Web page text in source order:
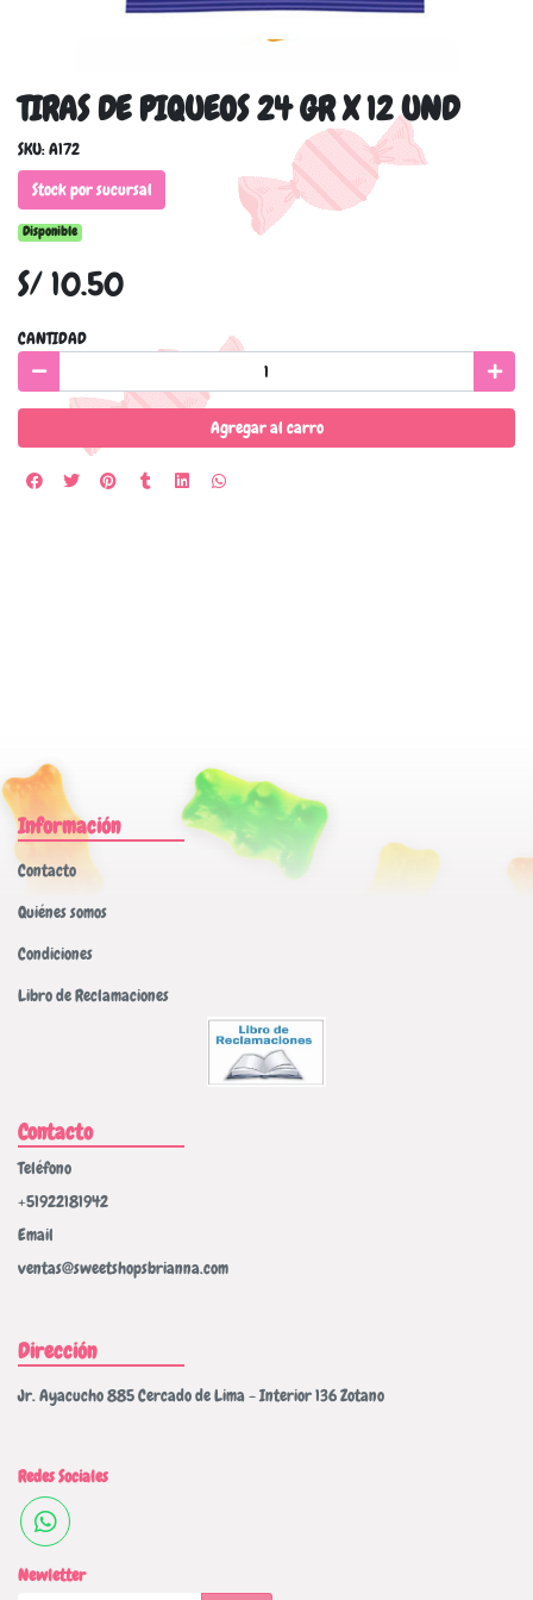
TIRAS DE PIQUEOS 24 GR X 12 UND
SKU: A172
Stock por sucursal
Disponible
S/ 10.50
CANTIDAD
Agregar al carro
Información
Contacto
Quiénes somos
Condiciones
Libro de Reclamaciones
Contacto
Teléfono
+51922181942
Email
ventas@sweetshopsbrianna.com
Dirección
Jr. Ayacucho 885 Cercado de Lima - Interior 136 Zotano
Redes Sociales
Newletter